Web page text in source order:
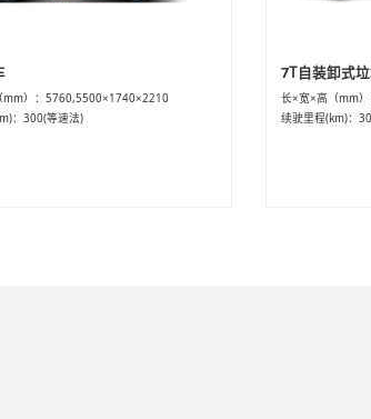
mm）：5760,5500×1740×2210
：300(等速法)
7T自装卸式
长×宽×高（mm
续驶里程(km)：